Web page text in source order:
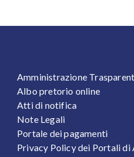
FOOTER 1
Amministrazione
Albo pretorio online
Atti di notifica
Note Legali
Portale dei pagamenti
Privacy Policy dei Portali di